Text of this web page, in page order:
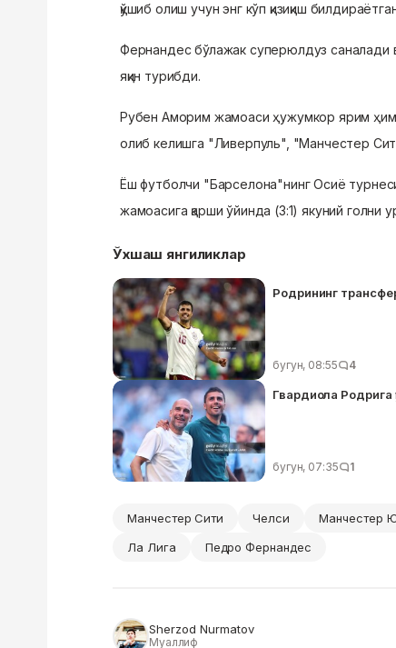
қўшиб олиш учун энг кўп қизиқиш
Фернандес бўлажак суперюлдуз саналади
яқин турибди.
Рубен Аморим жамоаси ҳужумкор ярим
олиб келишга "Ливерпуль", "Манчестер
Ёш футболчи "Барселона"нинг Осиё
жамоасига қарши ўйинда (3:1) якуний голни
Ўхшаш янгиликлар
Родрининг
бугун, 08:55 4
Гвардиола Родрига
бугун, 07:35 1
Манчестер Сити Челси Манчестер
Ла Лига
Педро Фернандес
Sherzod Nurmatov
Муаллиф